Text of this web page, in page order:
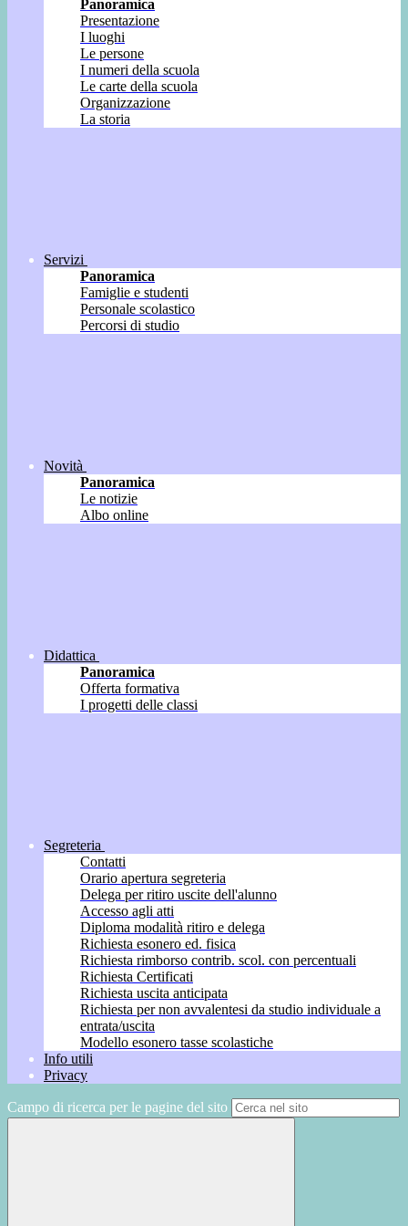
Panoramica
Presentazione
I luoghi
Le persone
I numeri della scuola
Le carte della scuola
Organizzazione
La storia
Servizi
Panoramica
Famiglie e studenti
Personale scolastico
Percorsi di studio
Novità
Panoramica
Le notizie
Albo online
Didattica
Panoramica
Offerta formativa
I progetti delle classi
Segreteria
Contatti
Orario apertura segreteria
Delega per ritiro uscite dell'alunno
Accesso agli atti
Diploma modalità ritiro e delega
Richiesta esonero ed. fisica
Richiesta rimborso contrib. scol. con percentuali
Richiesta Certificati
Richiesta uscita anticipata
Richiesta per non avvalentesi da studio individuale a
entrata/uscita
Modello esonero tasse scolastiche
Info utili
Privacy
Campo di ricerca per le pagine del sito